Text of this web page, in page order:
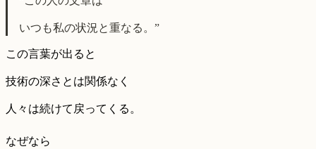
いつも私の状況と重なる。”
この言葉が出ると
技術の深さとは関係なく
人々は続けて戻ってくる。
なぜなら